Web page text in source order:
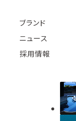
ブランド
ニュース
採用情報